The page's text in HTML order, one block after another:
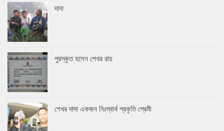
দাদা
পুরস্কৃত হলেন শেখর রায়
শেখর দাদা একজন নিঃস্বার্থ প্রকৃতি প্রেমী